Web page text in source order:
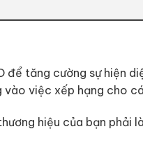
để tăng cường sự hiện
việc xếp hạng cho
hiệu của bạn phải